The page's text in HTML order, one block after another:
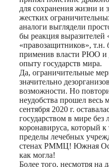
для сохранения жизни и
жестких
аналоги выглядели
бы реакция выразителей
«правозащитников», т.н.
применив власти РЮО и
опыту государств мира.
Да, ограничительные
значительно
возможности. Но
неудобства прошел
сентября 2020 г.
государством в мире без
коронавируса, который
пределы лечебных
стенах РММЦ! Южная
как могла!
Более того, несмотря на